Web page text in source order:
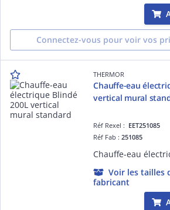
Connectez-vous pour voir vos
THERMOR
Chauffe-eau
vertical mural
Réf Rexel : EET251085
Réf Fab :251085
Voir les tailles
fabricant